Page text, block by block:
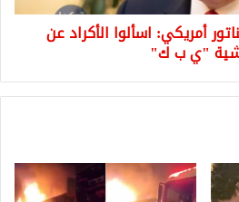
أمريكي: اسألوا الأكراد عن
"ي ب ك"